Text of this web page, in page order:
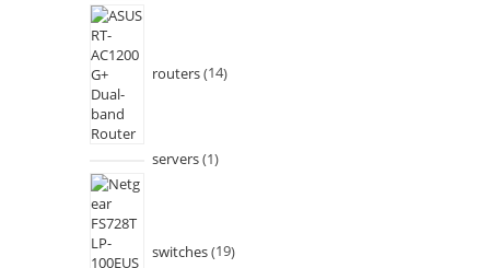
routers 14
servers 1
switches 19